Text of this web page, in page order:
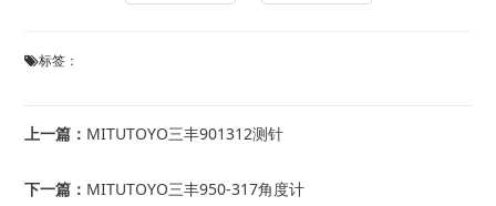
标签：
上一篇： MITUTOYO三丰901312测针
下一篇： MITUTOYO三丰950-317角度计